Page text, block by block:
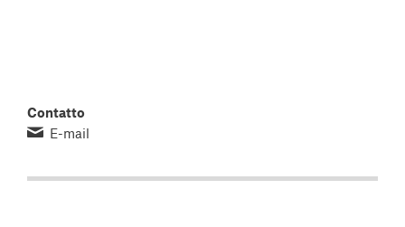
Contatto
E-mail